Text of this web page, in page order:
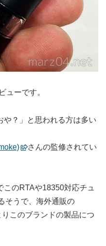
ューです。
や？」と思われる方は多い
さんの監修されてい
のRTAや18350対応チュ
そうで、海外通販の
このブランドの製品につ